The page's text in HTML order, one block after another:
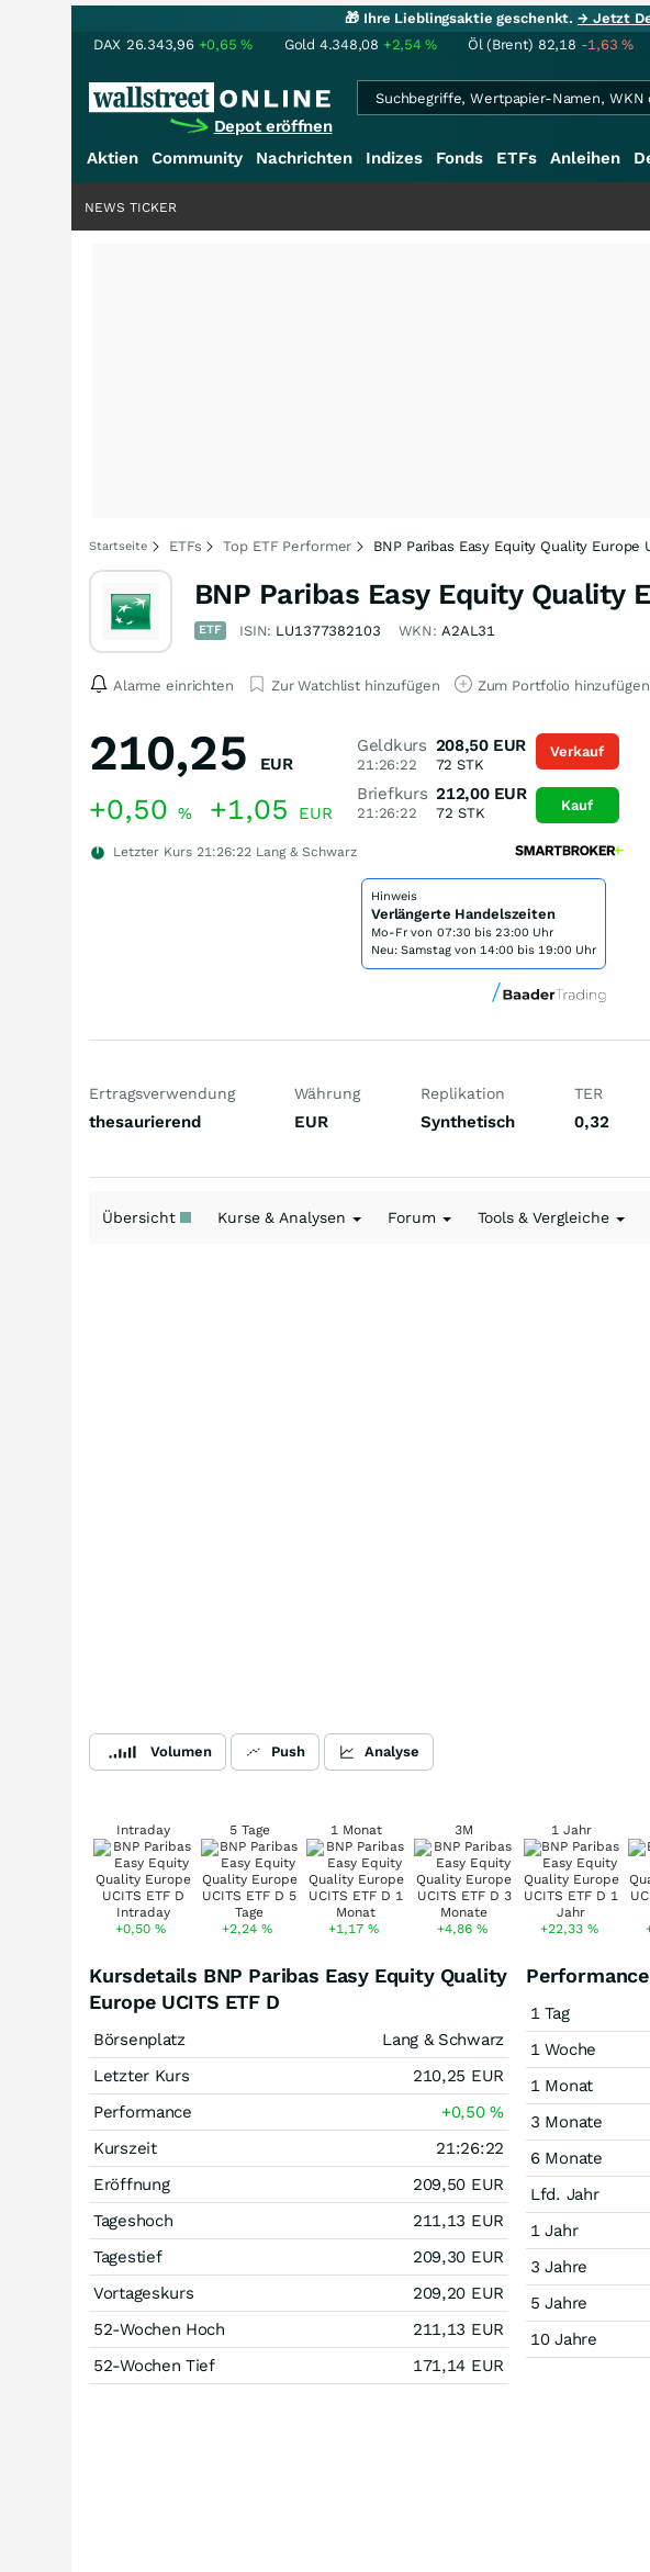
🎁 Ihre Lieblingsaktie geschenkt.→ Jetzt
DAX 26.343,96 +0,65% Gold 4.348,08 +2,54% Öl (Brent) 82,18 -1,63%
Depot eröffnen
Aktien Community Nachrichten Indizes Fonds ETFs Anleihen
NEWS TICKER
Startseite ETFs Top ETF Performer BNP Paribas Easy Equity Quality Europe
BNP Paribas Easy Equity Quality
ETF ISIN: LU1377382103 WKN: A2AL31
Alarme einrichten Zur Watchlist hinzufügen Zum Portfolio hinzufügen
210,25 EUR
+0,50 % +1,05 EUR
Letzter Kurs 21:26:22 Lang & Schwarz
Geldkurs
21:26:22
208,50 EUR
72 STK
Briefkurs
21:26:22
212,00 EUR
72 STK
Verkauf
Kauf
Hinweis
Verlängerte Handelszeiten
Mo-Fr von 07:30 bis 23:00 Uhr
Neu: Samstag von 14:00 bis 19:00 Uhr
Ertragsverwendung
thesaurierend
Währung
EUR
Replikation
Synthetisch
TER
0,32
Übersicht Kurse & Analysen Forum Tools & Vergleiche
Volumen Push Analyse
Intraday
+0,50%
5 Tage
+2,24%
1 Monat
+1,17%
3M
+4,86 %
1 Jahr
+22,33 %
Kursdetails BNP Paribas Easy Equity Quality
Europe UCITS ETF D
Börsenplatz
Lang & Schwarz
Letzter Kurs
210,25 EUR
Performance
+0,50%
Kurszeit
21:26:22
Eröffnung
209,50 EUR
Tageshoch
211,13 EUR
Tagestief
209,30 EUR
Vortageskurs
209,20 EUR
52-Wochen Hoch
211,13 EUR
52-Wochen Tief
171,14 EUR
1 Tag
1 Woche
1 Monat
3 Monate
6 Monate
Lfd. Jahr
1 Jahr
3 Jahre
5 Jahre
10 Jahre